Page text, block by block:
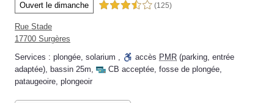
Ouvert le dimanche 3,5 étoiles sur 5 (125)
Rue Stade
17700 Surgères
Services : plongée, solarium , accès PMR (parking, entrée
adaptée), bassin 25m, CB acceptée, fosse de plongée,
pataugeoire, plongeoir